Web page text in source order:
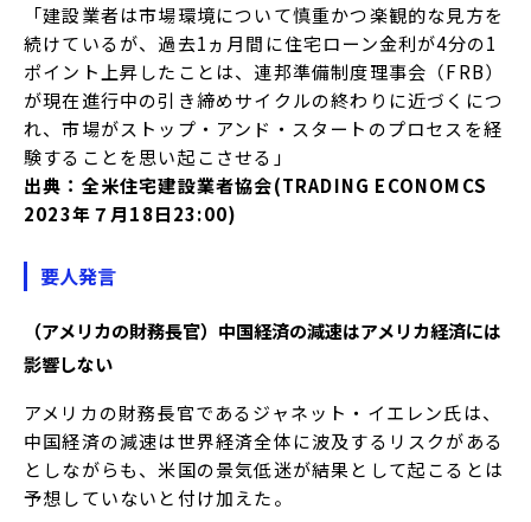
「建設業者は市場環境について慎重かつ楽観的な見方を
続けているが、過去1ヵ月間に住宅ローン金利が4分の1
ポイント上昇したことは、連邦準備制度理事会（FRB）
が現在進行中の引き締めサイクルの終わりに近づくにつ
れ、市場がストップ・アンド・スタートのプロセスを経
験することを思い起こさせる」
出典：全米住宅建設業者協会(TRADING ECONOMCS
2023年７月18日23:00)
要人発言
（アメリカの財務長官）中国経済の減速はアメリカ経済には
影響しない
アメリカの財務長官であるジャネット・イエレン氏は、
中国経済の減速は世界経済全体に波及するリスクがある
としながらも、米国の景気低迷が結果として起こるとは
予想していないと付け加えた。